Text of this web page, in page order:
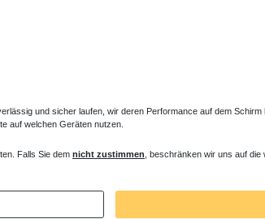
MIF Bankträger Standheizkörper MIF
und sicher laufen, wir deren Performance auf dem
auf welchen Geräten nutzen.
Falls Sie dem nicht zustimmen , beschränken wir uns auf